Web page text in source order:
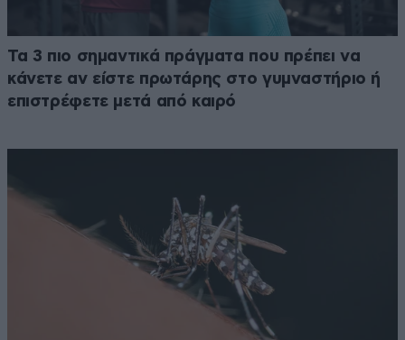
Τα 3 πιο σημαντικά πράγματα που πρέπει να
κάνετε αν είστε πρωτάρης στο γυμναστήριο ή
επιστρέφετε μετά από καιρό